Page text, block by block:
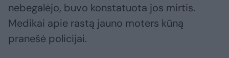
nebegalėjo, buvo konstatuota jos mirtis.
Medikai apie rastą jauno moters kūną
pranešė policijai.